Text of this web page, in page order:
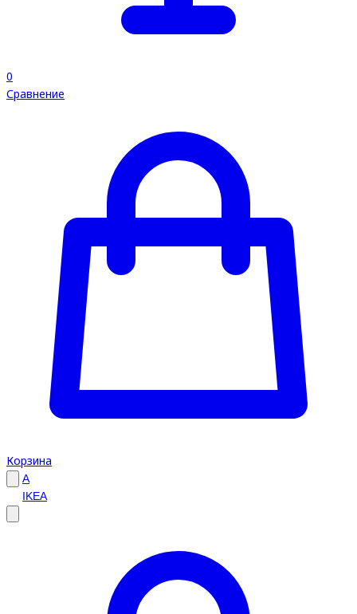
0
Сравнение
Корзина
A
IKEA